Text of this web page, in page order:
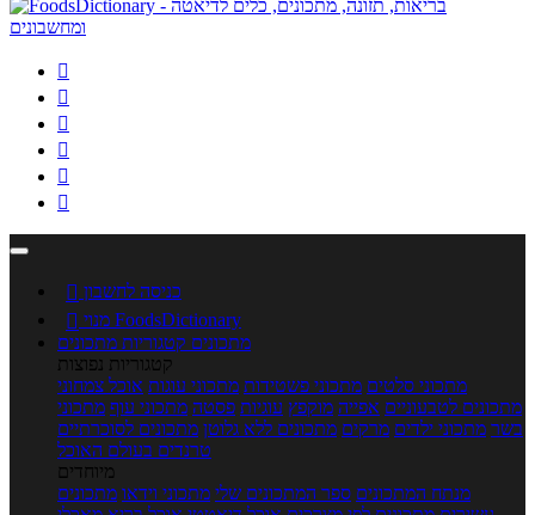






 כניסה לחשבון

מנוי FoodsDictionary
מתכונים קטגוריות מתכונים
קטגוריות נפוצות
מתכוני סלטים מתכוני פשטידות מתכוני עוגות אוכל צמחוני
מתכונים לטבעוניים אפייה מוקפץ עוגיות פסטה מתכוני עוף מתכוני
בשר מתכוני ילדים מרקים מתכונים ללא גלוטן מתכונים לסוכרתיים
טרנדים בעולם האוכל
מיוחדים
מנתח המתכונים ספר המתכונים שלי מתכוני וידאו מתכונים